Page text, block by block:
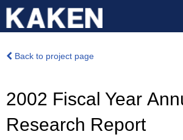
Back to project page
2002 Fiscal Year
Research Report